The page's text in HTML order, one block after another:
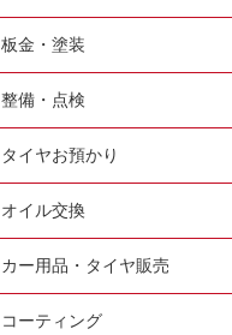
板金・塗装
整備・点検
タイヤお預かり
オイル交換
カー用品・タイヤ販売
コーティング